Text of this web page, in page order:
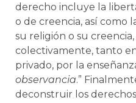
derecho incluye la
o de creencia, así como
su religión o su
colectivamente, tanto
privado, por la
observancia.”
deconstruir los